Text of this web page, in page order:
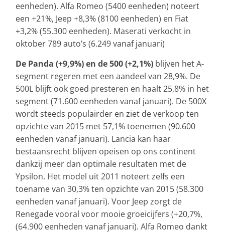
eenheden). Alfa Romeo (5400 eenheden) noteert
een +21%, Jeep +8,3% (8100 eenheden) en Fiat
+3,2% (55.300 eenheden). Maserati verkocht in
oktober 789 auto’s (6.249 vanaf januari)
De Panda (+9,9%) en de 500 (+2,1%) blijven het A-
segment regeren met een aandeel van 28,9%. De
500L blijft ook goed presteren en haalt 25,8% in het
segment (71.600 eenheden vanaf januari). De 500X
wordt steeds populairder en ziet de verkoop ten
opzichte van 2015 met 57,1% toenemen (90.600
eenheden vanaf januari). Lancia kan haar
bestaansrecht blijven opeisen op ons continent
dankzij meer dan optimale resultaten met de
Ypsilon. Het model uit 2011 noteert zelfs een
toename van 30,3% ten opzichte van 2015 (58.300
eenheden vanaf januari). Voor Jeep zorgt de
Renegade vooral voor mooie groeicijfers (+20,7%,
(64.900 eenheden vanaf januari). Alfa Romeo dankt